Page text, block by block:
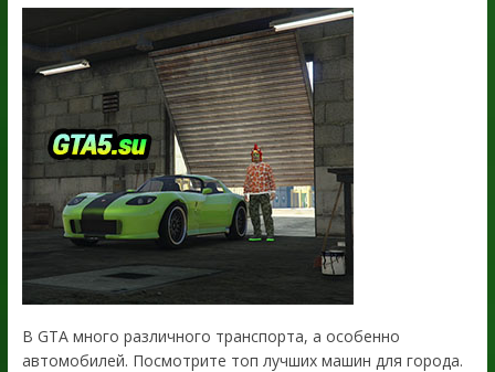
В GTA много различного транспорта, а особенно
автомобилей. Посмотрите топ лучших машин для города.